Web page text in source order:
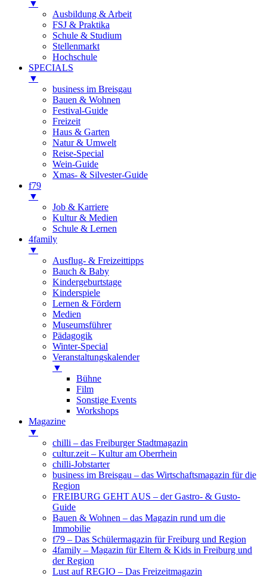
▼
Ausbildung & Arbeit
FSJ & Praktika
Schule & Studium
Stellenmarkt
Hochschule
SPECIALS
▼
business im Breisgau
Bauen & Wohnen
Festival-Guide
Freizeit
Haus & Garten
Natur & Umwelt
Reise-Special
Wein-Guide
Xmas- & Silvester-Guide
f79
▼
Job & Karriere
Kultur & Medien
Schule & Lernen
4family
▼
Ausflug- & Freizeittipps
Bauch & Baby
Kindergeburtstage
Kinderspiele
Lernen & Fördern
Medien
Museumsführer
Pädagogik
Winter-Special
Veranstaltungskalender
▼
Bühne
Film
Sonstige Events
Workshops
Magazine
▼
chilli – das Freiburger Stadtmagazin
cultur.zeit – Kultur am Oberrhein
chilli-Jobstarter
business im Breisgau – das Wirtschaftsmagazin für die
Region
FREIBURG GEHT AUS – der Gastro- & Gusto-
Guide
Bauen & Wohnen – das Magazin rund um die
Immobilie
f79 – Das Schülermagazin für Freiburg und Region
4family – Magazin für Eltern & Kids in Freiburg und
der Region
Lust auf REGIO – Das Freizeitmagazin